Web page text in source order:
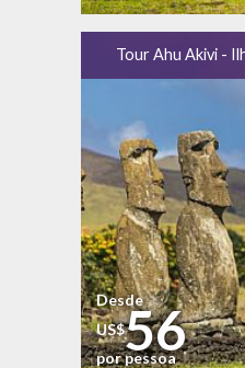
Tour Ahu Akivi -
Desde
US$56
por pessoa